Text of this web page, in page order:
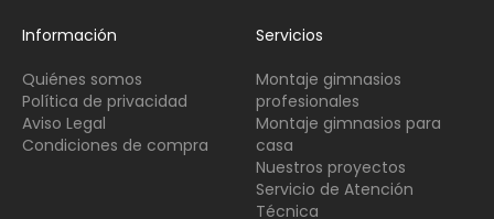
Información
Quiénes somos
Política de privacidad
Aviso Legal
Condiciones de compra
Servicios
Montaje gimnasios
profesionales
Montaje gimnasios para
casa
Nuestros proyectos
Servicio de Atención
Técnica